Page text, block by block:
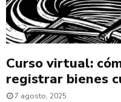
Curso virtual:
registrar bienes
7 agosto, 2025